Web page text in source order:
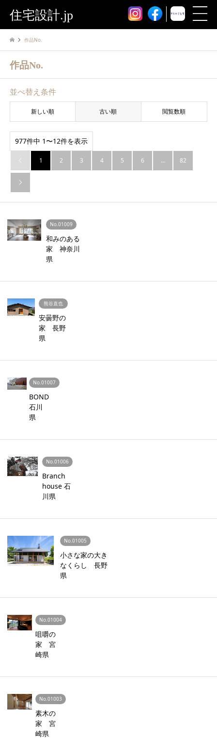
住宅設計.jp
作品No.
作品No.
並べ替え条件
新しい順 古い順 閲覧数順
977件中 1〜12件を表示
 1 2 3 4 5 6 … 82

No.01009
和みのある
家 神奈川
県
熊谷直也
安曇野の
家 長野
県
No.01007
BOND
石川
県
No.01006
Branch
house 石
川県
No.01005
小さな家の大き
なくらし 長野
県
No.01004
咀嚼の
家 宮
崎県
No.01003
素木の
家 宮
崎県